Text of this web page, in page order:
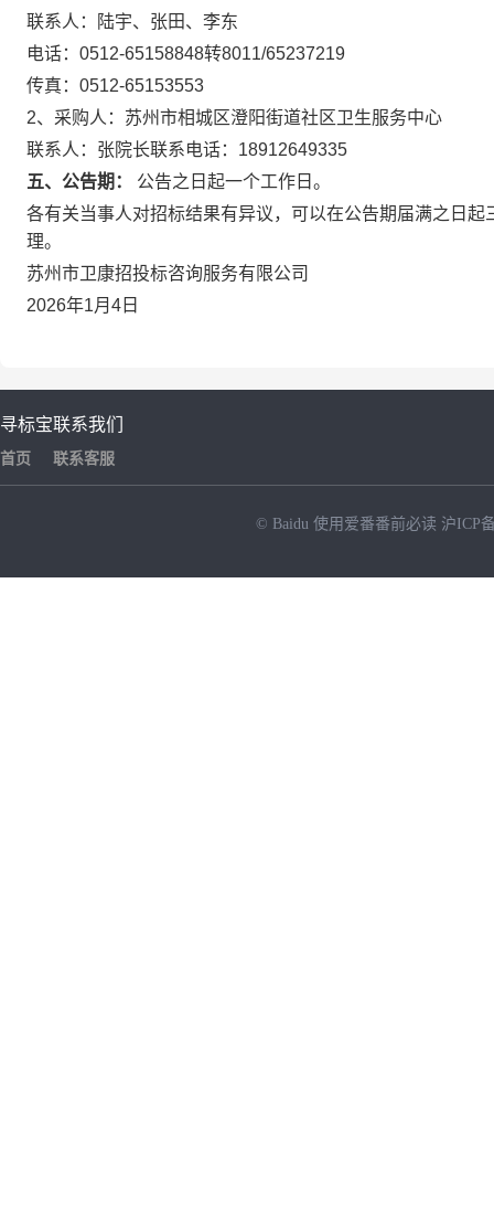
联系人：陆宇、张田、李东
电话：0512-65158848转8011/65237219
传真：0512-65153553
2、采购人：苏州市相城区澄阳街道社区卫生服务中心
联系人：张院长联系电话：18912649335
五、公告期： 公告之日起一个工作日。
各有关当事人对招标结果有异议，可以在公告期届满之日
理。
苏州市卫康招投标咨询服务有限公司
2026年1月4日
寻标宝
首页
联系我们
联系客服
© Baidu 使用爱番番前必读 沪ICP